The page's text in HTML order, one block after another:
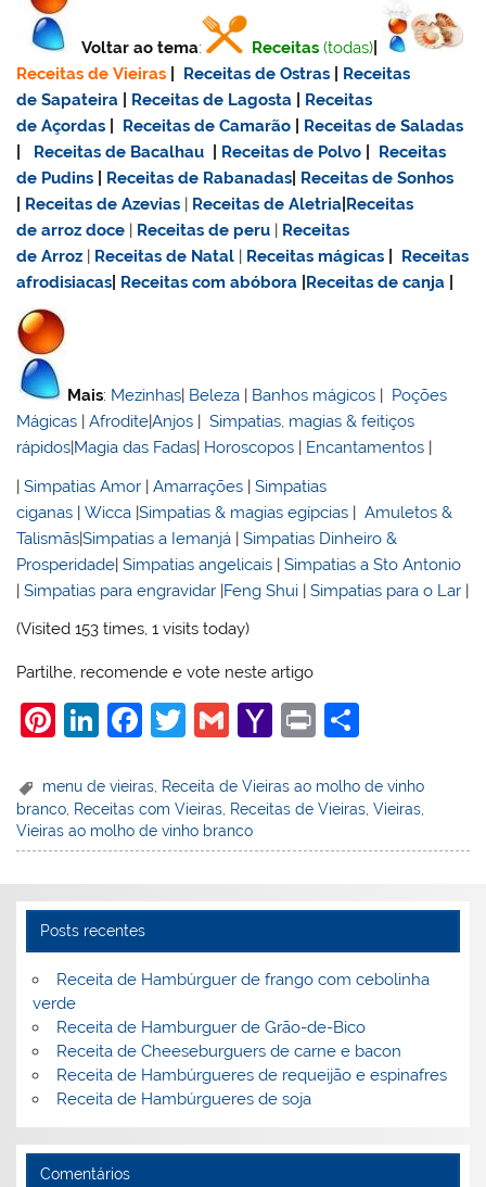
Voltar ao tema: Receitas (todas)
Receitas de Vieiras
Receitas de Ostras
Receitas
de Sapateira
Receitas de Lagosta
Receitas
de Açordas
Receitas de Camarão
Receitas de Saladas
Receitas de Bacalhau Receitas de Polvo
Receitas
de Pudins
Receitas de Rabanadas Receitas de Sonhos
Receitas de Azevias | Receitas de Aletria Receitas
dearroz doce | Receitas de peru | Receitas
de Arroz | Receitas de Natal | Receitas mágicas
Receitas
afrodisiacas Receitas com abóbora Receitas de canja
Mais: Mezinhas Beleza Banhos mágicos
Poções
Mágicas |Afrodite|Anjos |Simpatias, magias & feitiços
rápidos Magia das Fadas Horoscopos Encantamentos
|Simpatias Amor |Amarrações |Simpatias
ciganas |Wicca |Simpatias & magias egípcias |Amuletos &
Talismãs|Simpatias a Iemanjá |Simpatias Dinheiro &
Prosperidade|Simpatias angelicais |Simpatias a Sto Antonio
|Simpatias para engravidar |Feng Shui |Simpatias para o Lar |
(Visited 153 times, 1 visits today)
Partilhe, recomende e vote neste artigo
Pi
er
e
st
Li
k
e
dI
F
c
e
b
o
k
T
itt
er
G
ai
l
Y
h
o
o
l
Pr
t
ar
e
menu de vieiras Receita de Vieiras ao molho de vinho
branco, Receitas com Vieiras, Receitas de Vieiras,Vieiras,
Vieiras ao molho de vinho branco
Posts recentes
Receita de Hambúrguer de frango com cebolinha
verde
Receita de Hamburguer de Grão-de-Bico
Receita de Cheeseburguers de carne e bacon
Receita de Hambúrgueres de requeijão e espinafres
Receita de Hambúrgueres de soja
Comentários